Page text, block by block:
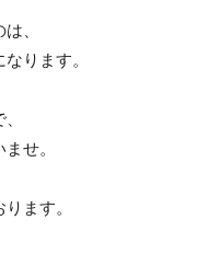
、
ります。
せ。
ます。